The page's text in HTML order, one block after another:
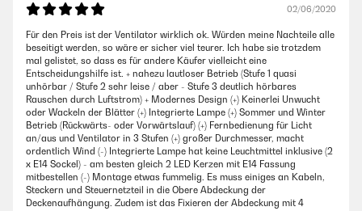
02/06/2020
Für den Preis ist der Ventilator wirklich ok. Würden meine Nachteile alle
beseitigt werden, so wäre er sicher viel teurer. Ich habe sie trotzdem
mal gelistet, so dass es für andere Käufer vielleicht eine
Entscheidungshilfe ist. + nahezu lautloser Betrieb (Stufe 1 quasi
unhörbar / Stufe 2 sehr leise / aber - Stufe 3 deutlich hörbares
Rauschen durch Luftstrom) + Modernes Design (+) Keinerlei Unwucht
oder Wackeln der Blätter (+) Integrierte Lampe (+) Sommer und Winter
Betrieb (Rückwärts- oder Vorwärtslauf) (+) Fernbedienung für Licht
an/aus und Ventilator in 3 Stufen (+) großer Durchmesser, macht
ordentlich Wind (-) Integrierte Lampe hat keine Leuchtmittel inklusive (2
x E14 Sockel) - am besten gleich 2 LED Kerzen mit E14 Fassung
mitbestellen (-) Montage etwas fummelig. Es muss einiges an Kabeln,
Steckern und Steuernetzteil in die Obere Abdeckung der
Deckenaufhängung. Zudem ist das Fixieren der Abdeckung mit 4